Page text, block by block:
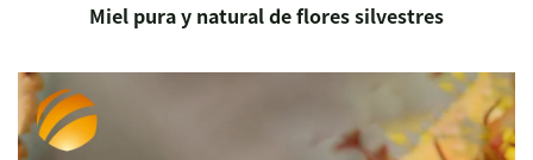
Miel pura y natural de flores silvestres